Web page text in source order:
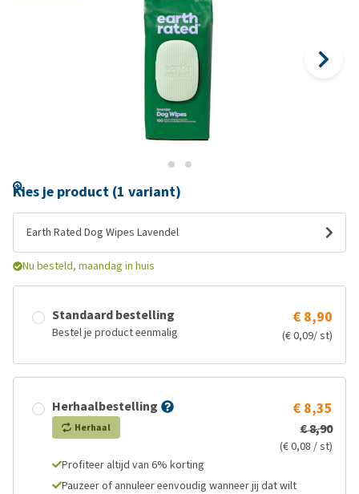
Kies je product (1 variant)
Earth Rated Dog Wipes Lavendel
Nu besteld, maandag in huis
Standaard bestelling
Bestel je product eenmalig
€ 8,90
(€ 0,09/ st)
Herhaalbestelling
Herhaal
€ 8,35
€ 8,90
(€ 0,08 / st)
Profiteer altijd van 6% korting
Pauzeer of annuleer eenvoudig wanneer jij dat wilt